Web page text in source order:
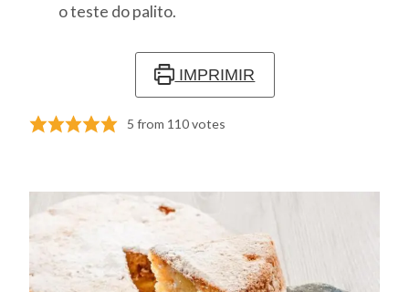
o teste do palito.
IMPRIMIR
5 from 110votes